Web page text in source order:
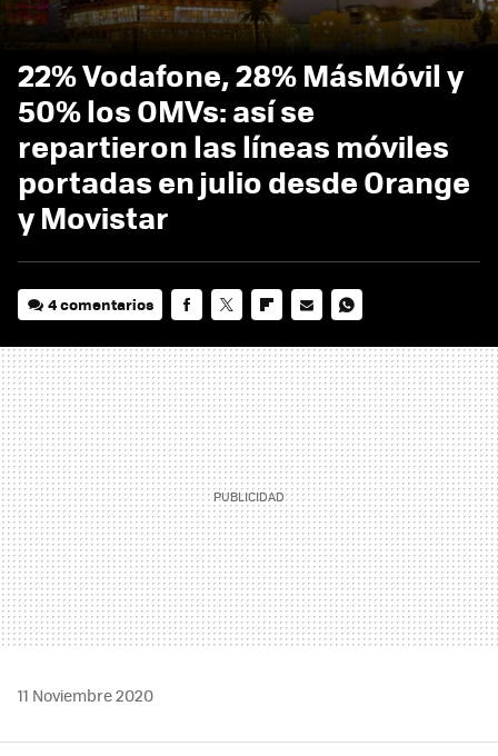
22% Vodafone, 28% MásMóvil y
50% los OMVs: así se
repartieron las líneas móviles
portadas en julio desde Orange
y Movistar
4 comentarios
MAIL
11 Noviembre 2020